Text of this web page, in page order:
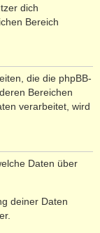
dich
Bereich
die die phpBB-
Bereichen
verarbeitet, wird
Daten über
deiner Daten